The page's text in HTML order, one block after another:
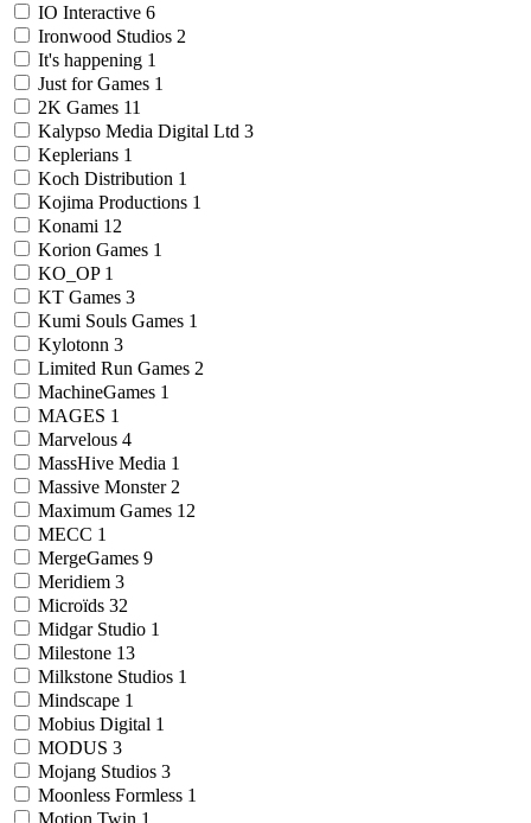
IO Interactive 6
Ironwood Studios 2
It's happening 1
Just for Games 1
2K Games 11
Kalypso Media Digital Ltd 3
Keplerians 1
Koch Distribution 1
Kojima Productions 1
Konami 12
Korion Games 1
KO_OP 1
KT Games 3
Kumi Souls Games 1
Kylotonn 3
Limited Run Games 2
MachineGames 1
MAGES 1
Marvelous 4
MassHive Media 1
Massive Monster 2
Maximum Games 12
MECC 1
MergeGames 9
Meridiem 3
Microïds 32
Midgar Studio 1
Milestone 13
Milkstone Studios 1
Mindscape 1
Mobius Digital 1
MODUS 3
Mojang Studios 3
Moonless Formless 1
Motion Twin 1